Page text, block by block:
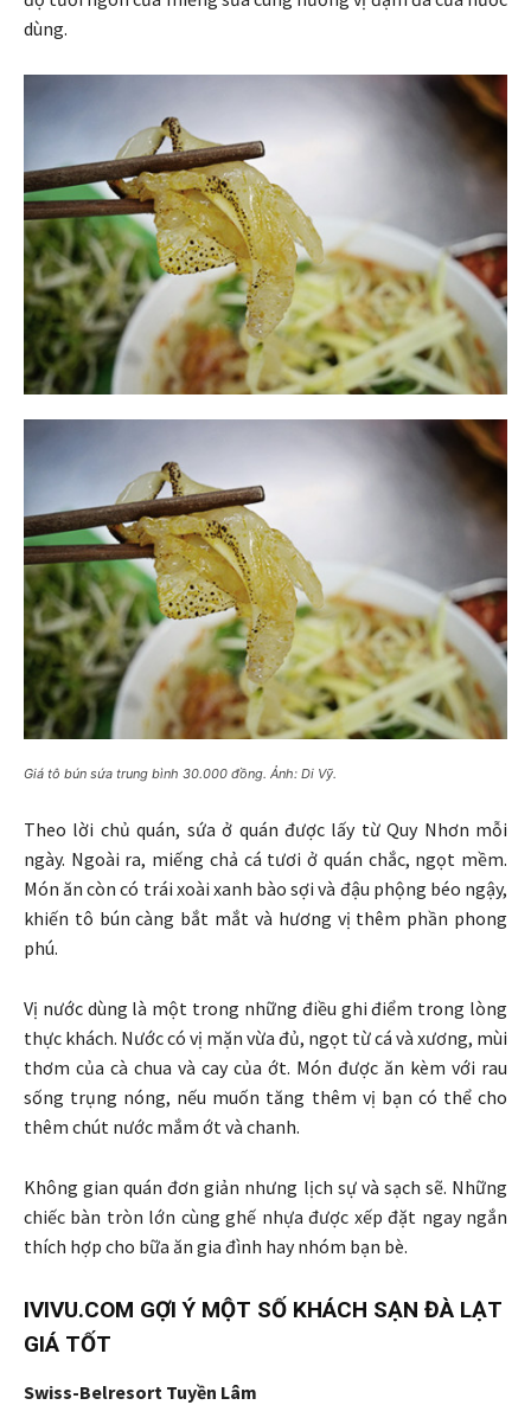
dùng.
Giá tô bún sứa trung bình 30.000 đồng. Ảnh: Di Vỹ.
Theo lời chủ quán, sứa ở quán được lấy từ Quy Nhơn mỗi
ngày. Ngoài ra, miếng chả cá tươi ở quán chắc, ngọt mềm.
Món ăn còn có trái xoài xanh bào sợi và đậu phộng béo ngậy,
khiến tô bún càng bắt mắt và hương vị thêm phần phong
phú.
Vị nước dùng là một trong những điều ghi điểm trong lòng
thực khách. Nước có vị mặn vừa đủ, ngọt từ cá và xương, mùi
thơm của cà chua và cay của ớt. Món được ăn kèm với rau
sống trụng nóng, nếu muốn tăng thêm vị bạn có thể cho
thêm chút nước mắm ớt và chanh.
Không gian quán đơn giản nhưng lịch sự và sạch sẽ. Những
chiếc bàn tròn lớn cùng ghế nhựa được xếp đặt ngay ngắn
thích hợp cho bữa ăn gia đình hay nhóm bạn bè.
IVIVU.COM GỢI Ý MỘT SỐ KHÁCH SẠN ĐÀ LẠT
GIÁ TỐT
Swiss-Belresort Tuyền Lâm